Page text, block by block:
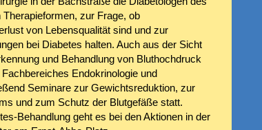
zur Frage, ob
von Lebensqualität sind und zur
bei Diabetes halten. Auch aus der Sicht
und Behandlung von Bluthochdruck
Endokrinologie und
Seminare zur Gewichtsreduktion, zur
und zum Schutz der Blutgefäße statt.
Behandlung geht es bei den Aktionen in der